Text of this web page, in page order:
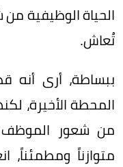
الحياة الوظيفية
تُعاش.
ببساطة، أرى أنه
المحطة الأخيرة،
من شعور الموظف
متوازناً